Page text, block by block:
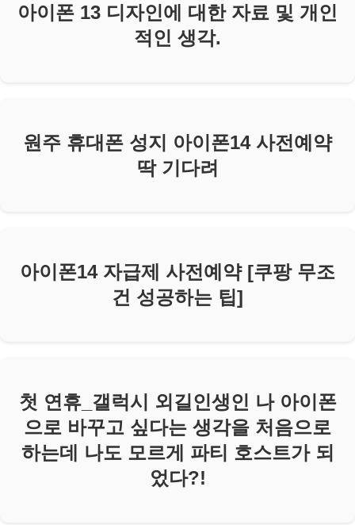
아이폰 13 디자인에 대한 자료 및 개인
적인 생각.
원주 휴대폰 성지 아이폰14 사전예약
딱 기다려
아이폰14 자급제 사전예약 [쿠팡 무조
건 성공하는 팁]
첫 연휴_갤럭시 외길인생인 나 아이폰
으로 바꾸고 싶다는 생각을 처음으로
하는데 나도 모르게 파티 호스트가 되
었다?!